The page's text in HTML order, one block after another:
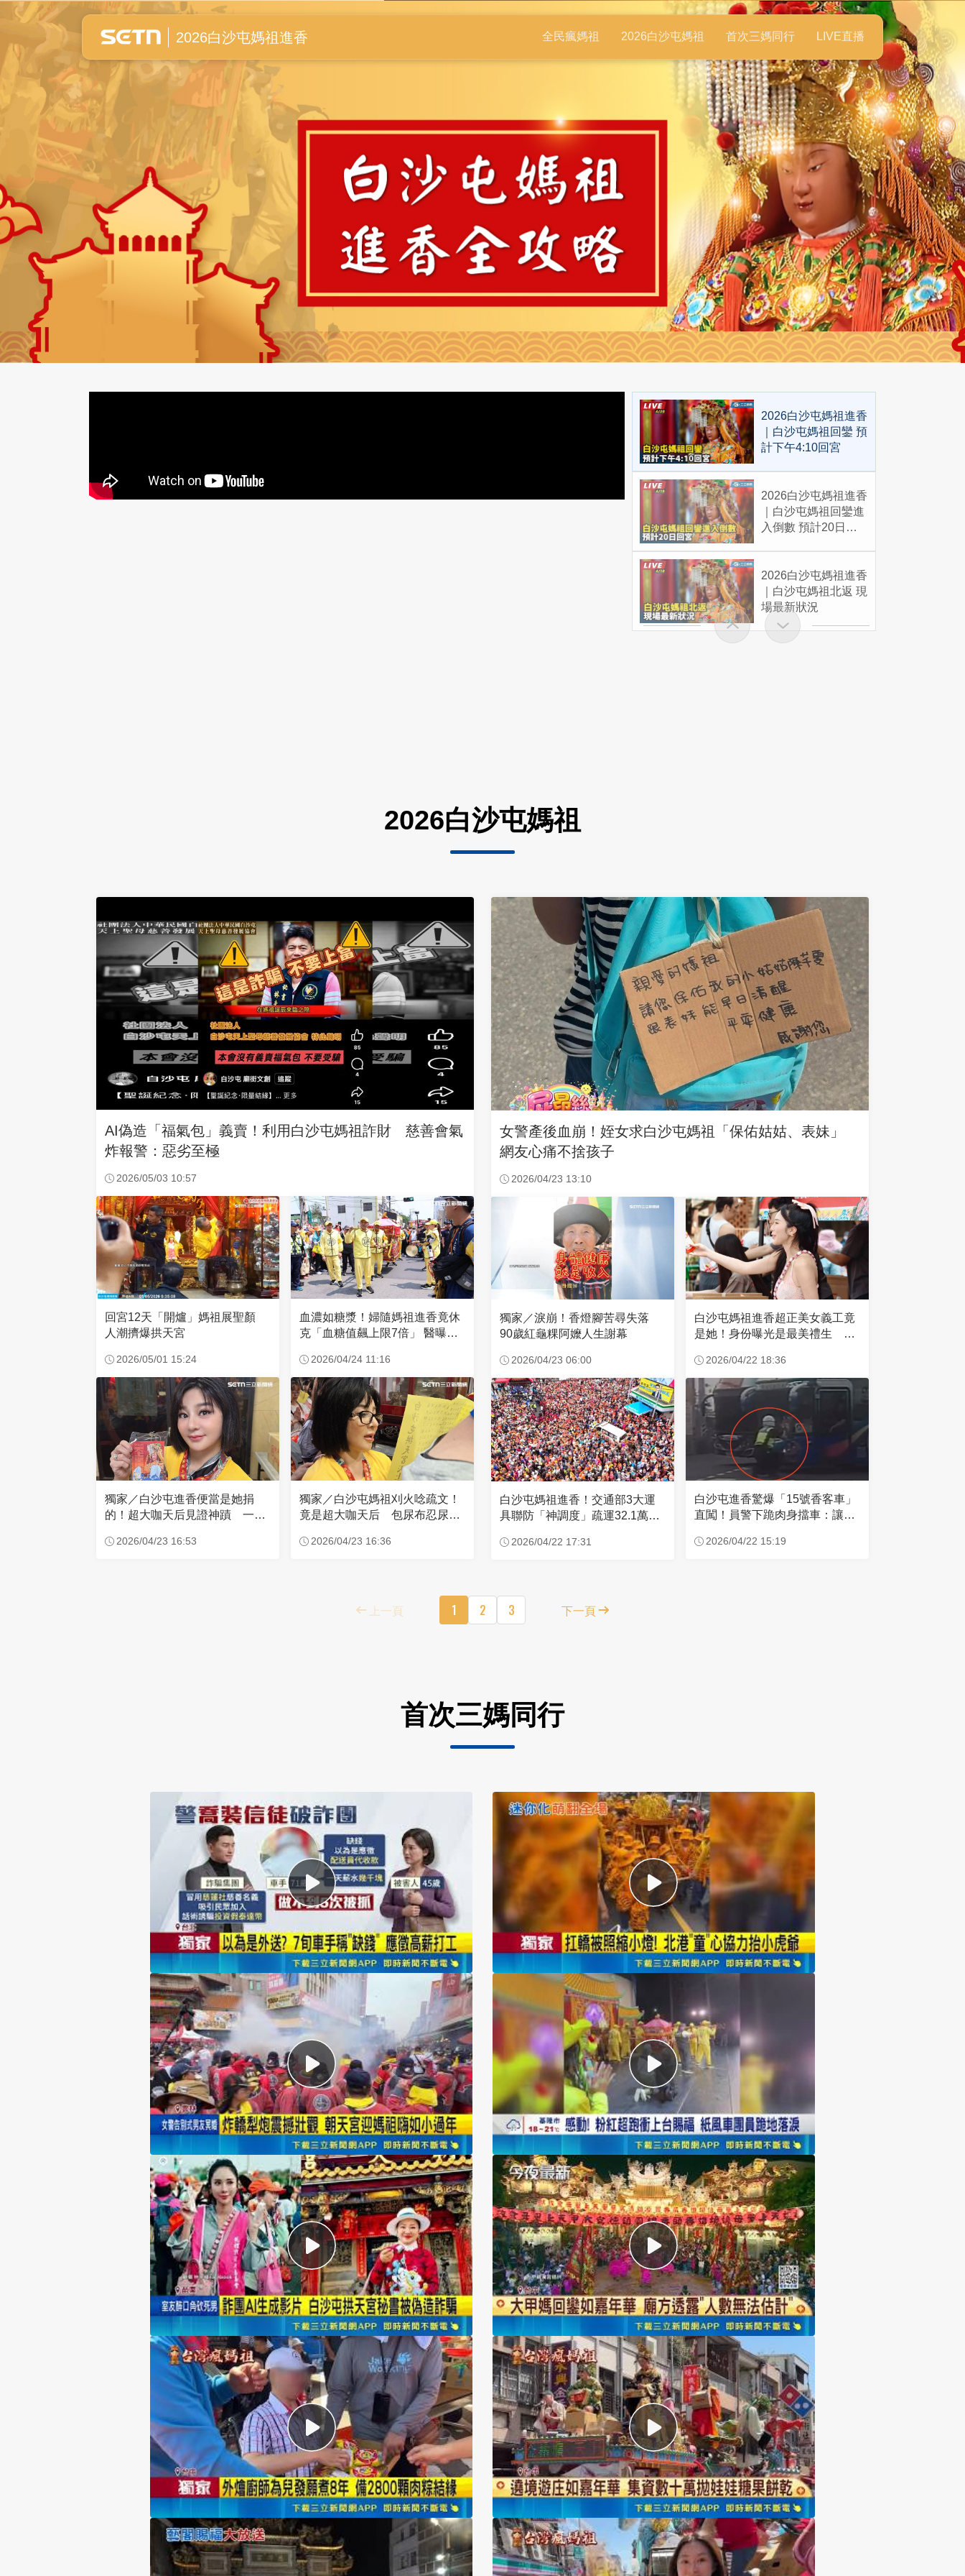
白沙屯媽祖進香全紀錄
2026白沙屯媽祖進香 全民瘋媽祖 2026白沙屯媽祖 首次三媽同行 LIVE直播
2026白沙屯媽祖進香
｜白沙屯媽祖回鑾 預
計下午4:10回宮
2026白沙屯媽祖進香
｜白沙屯媽祖回鑾進
入倒數 預計20日回
2026白沙屯媽祖進香
｜白沙屯媽祖北返 現
場最新狀況
2026白沙屯媽祖
AI偽造「福氣包」義賣！利用白沙屯媽祖詐財 慈善會氣
炸報警：惡劣至極
2026/05/03 10:57
回宮12天「開爐」媽祖展聖顏
人潮擠爆拱天宮
2026/05/01 15:24
血濃如糖漿！婦隨媽祖進香竟休
克「血糖值飆上限7倍」 醫曝原
2026/04/24 11:16
獨家／白沙屯進香便當是她捐
的！超大咖天后見證神蹟 一靠
2026/04/23 16:53
獨家／白沙屯媽祖刈火唸疏文！
竟是超大咖天后 包尿布忍尿5
2026/04/23 16:36
女警產後血崩！姪女求白沙屯媽祖「保佑姑姑、表妹」
網友心痛不捨孩子
2026/04/23 13:10
獨家／淚崩！香燈腳苦尋失落
90歲紅龜粿阿嬤人生謝幕
2026/04/23 06:00
白沙屯媽祖進香超正美女義工竟
是她！身份曝光是最美禮生 一
2026/04/22 18:36
白沙屯媽祖進香！交通部3大運
具聯防「神調度」疏運32.1萬創
2026/04/22 17:31
白沙屯進香驚爆「15號香客車」
直闖！員警下跪肉身擋車：讓行
2026/04/22 15:19
上一頁 1 2 3 下一頁
首次三媽同行